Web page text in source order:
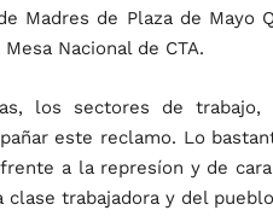
Madres de Plaza de Mayo
Nacional de CTA.
los sectores de trabajo,
este reclamo. Lo
a la represíon y de
trabajadora y del